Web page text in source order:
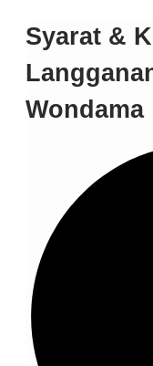
Syarat &
Wondama